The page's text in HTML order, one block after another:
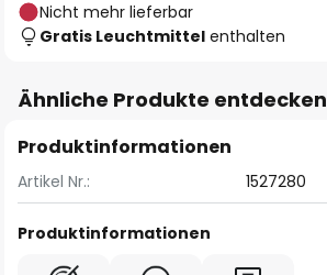
Nicht mehr lieferbar
Gratis Leuchtmittel enthalten
Ähnliche Produkte entdecken
Produktinformationen
Artikel Nr.: 1527280
Produktinformationen